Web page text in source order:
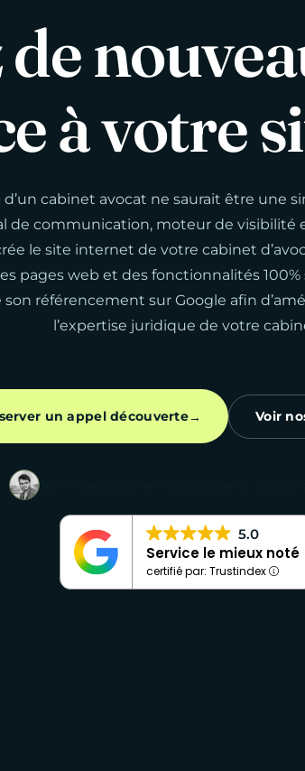
de
àvotre
cabinet avocat ne saurait être une
de communication, moteur de visibilité
le site internet de votre cabinet
pages web et des fonctionnalités
son référencement sur Google afin
l’expertise juridique de votre
un appel découverte→ Voir
30 min avec Guilhem Delachapelle · Sans
5.0
Service le mieux noté
certifié par: Trustindex